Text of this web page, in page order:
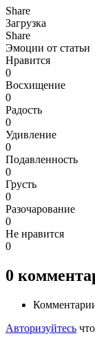
Share
Загрузка
Share
Эмоции от статьи
Нравится
0
Восхищение
0
Радость
0
Удивление
0
Подавленность
0
Грусть
0
Разочарование
0
Не нравится
0
0
Авторизуйтесь